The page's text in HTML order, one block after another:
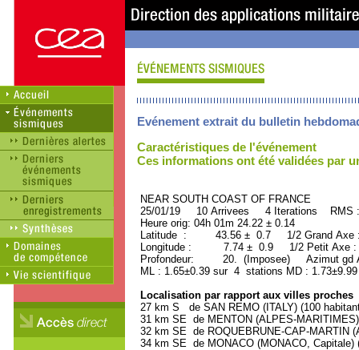
Evénement extrait du bulletin
Caractéristiques de l'événement
Ces informations ont été validées par
NEAR SOUTH COAST OF FRANCE
25/01/19 10 Arrivees 4 Iterations RMS
Heure orig: 04h 01m 24.22 ± 0.14
Latitude : 43.56 ± 0.7 1/2 Grand
Longitude : 7.74 ± 0.9 1/2 Petit Axe
Profondeur: 20. (Imposee) Azimut gd
ML : 1.65±0.39 sur 4 stations MD :
Localisation par rapport aux villes proches
27 km S de SAN REMO (ITALY) (100
31 km SE de MENTON (ALPES-
32 km SE de ROQUEBRUNE-CAP-MARTIN
34 km SE de MONACO (MONACO, Capitale)